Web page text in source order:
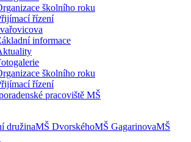
školního roku
řízení
informace
školního roku
řízení
pracoviště MŠ
družinaMŠ DvorskéhoMŠ GagarinovaMŠ